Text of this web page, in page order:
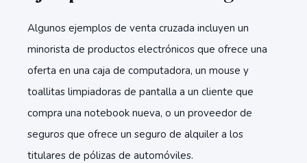
Algunos ejemplos de venta cruzada incluyen un
minorista de productos electrónicos que ofrece una
oferta en una caja de computadora, un mouse y
toallitas limpiadoras de pantalla a un cliente que
compra una notebook nueva, o un proveedor de
seguros que ofrece un seguro de alquiler a los
titulares de pólizas de automóviles.